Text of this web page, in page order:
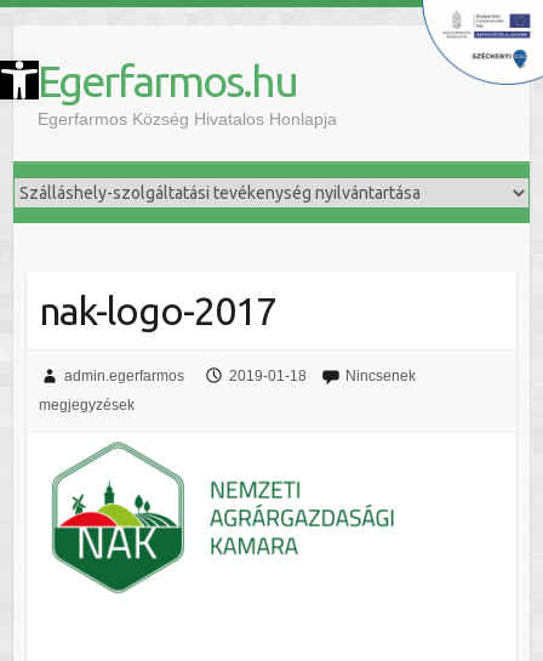
Eszköztár megnyitása Egerfarmos.hu
Egerfarmos Község Hivatalos Honlapja
nak-logo-2017
admin.egerfarmos 2019-01-18
Nincsenek
megjegyzések